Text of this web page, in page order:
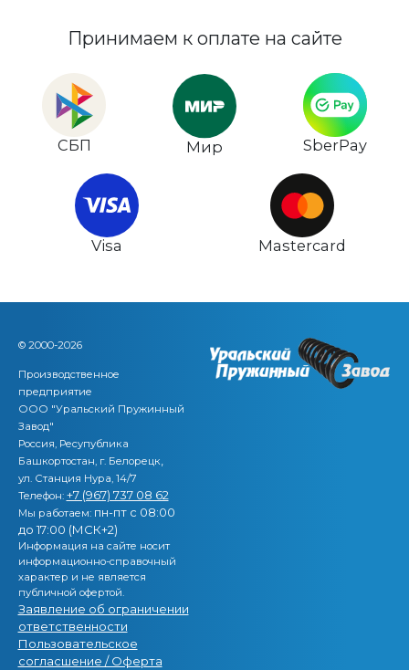
Принимаем к оплате на сайте
СБП Мир SberPay
Visa Mastercard
© 2000-2026
Производственное
предприятие
ООО "Уральский Пружинный
Завод"
Россия, Ресупублика
Башкортостан, г. Белорецк,
ул. Станция Нура, 14/7
Телефон: +7 (967) 737 08 62
Мы работаем: пн-пт с 08:00
до 17:00 (МСК+2)
Информация на сайте носит
информационно-справочный
характер и не является
публичной офертой.
Заявление об ограничении
ответственности
Пользовательское
согласшение / Оферта